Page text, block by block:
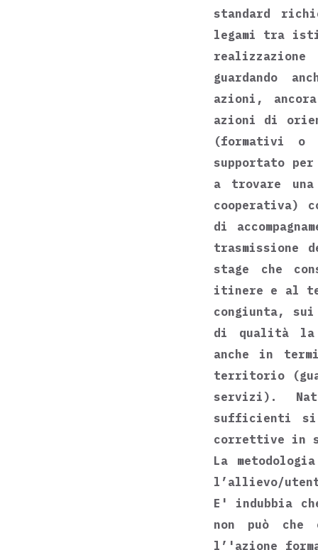
standard
legami tra
guardando
azioni,
azioni di
(formativi o
supportato
a trovare
cooperativa)
di
trasmissione
stage che
itinere e al
congiunta,
di qualità la
anche in
territorio
servizi).
sufficienti si
correttive in
La
l’allievo/
E' indubbia
non può
l’'azione